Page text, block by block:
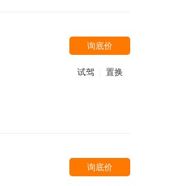
询底价
试驾 置换
询底价